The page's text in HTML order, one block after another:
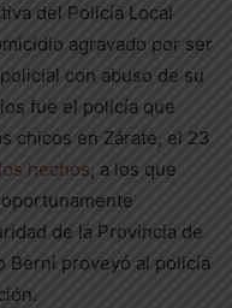
del Policía Local
agravado por ser
con abuso de su
fue el policía que
chicos en Zárate, el 23
hechos, a los que
de la Provincia de
Berni proveyó al policía